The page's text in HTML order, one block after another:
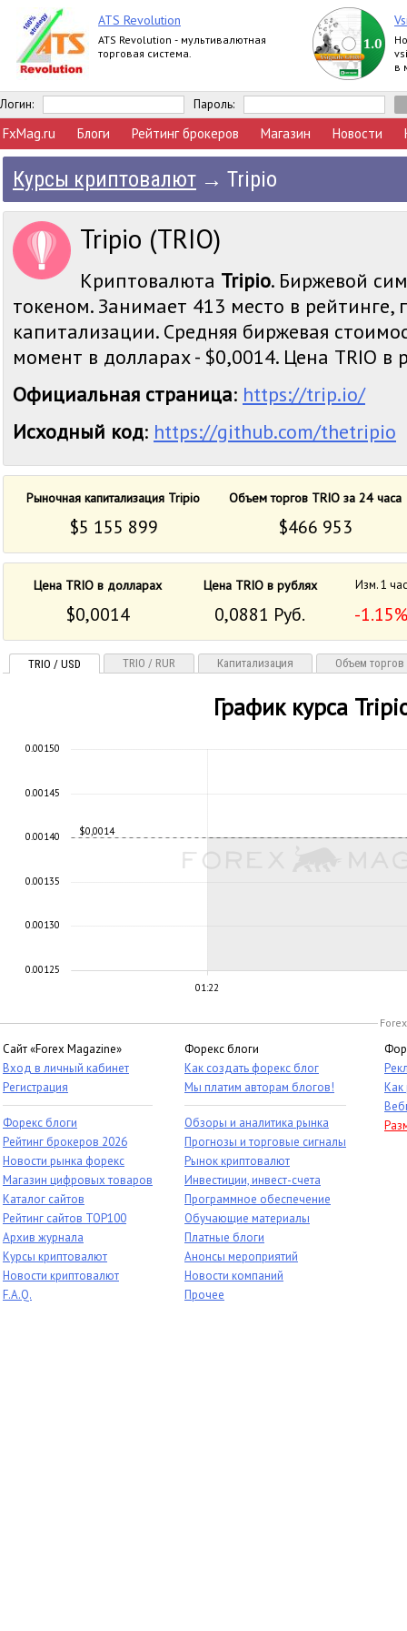
ATS Revolution
ATS Revolution - мультивалютная
торговая система.
в
Логин: Пароль:
FxMag.ru Блоги Рейтинг брокеров Магазин Новости
Курсы криптовалют → Tripio
Tripio (TRIO)
Криптовалюта Tripio. Биржевой
токеном. Занимает 413 место в
капитализации. Средняя биржевая
момент в долларах - $0,0014. Цена TRIO в
Официальная страница: https://trip.io/
Исходный код: https://github.com/thetripio
Рыночная капитализация Tripio Объем торгов TRIO за 24 часа
$5 155 899 $466 953
Цена TRIO в долларах Цена TRIO в рублях Изм. 1 час
$0,0014 0,0881 Руб. -
TRIO / USD TRIO / RUR Капитализация Объем торгов
График курса
01:22
$0,0014
0.00125
0.00130
0.00135
0.00140
0.00145
0.00150
Сайт «Forex Magazine»
Вход в личный кабинет
Регистрация
Форекс блоги
Рейтинг брокеров 2026
Новости рынка форекс
Магазин цифровых товаров
Каталог сайтов
Рейтинг сайтов TOP100
Архив журнала
Курсы криптовалют
Новости криптовалют
F.A.Q.
Форекс блоги
Как создать форекс блог
Мы платим авторам блогов!
Обзоры и аналитика рынка
Прогнозы и торговые сигналы
Рынок криптовалют
Инвестиции, инвест-счета
Программное обеспечение
Обучающие материалы
Платные блоги
Анонсы мероприятий
Новости компаний
Прочее
Как